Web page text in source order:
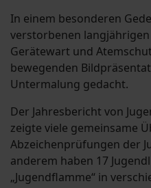
In einem besonderen
verstorbenen
Gerätewart und
bewegenden
Untermalung gedacht.
Der Jahresbericht von
zeigte viele gemeinsame
Abzeichenprüfungen der
anderem haben 17
„Jugendflamme“ in